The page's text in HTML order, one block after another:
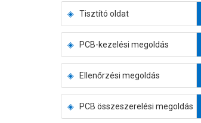
Tisztító oldat
PCB-kezelési megoldás
Ellenőrzési megoldás
PCB összeszerelési megoldás